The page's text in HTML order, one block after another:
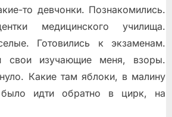
то девчонки. Познакомились.
медицинского училища.
Готовились к экзаменам.
свои изучающие меня, взоры.
Какие там яблоки, в малину
идти обратно в цирк, на